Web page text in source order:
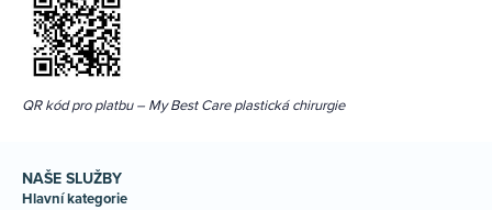
QR kód pro platbu – My Best Care plastická chirurgie
NAŠE SLUŽBY
Hlavní kategorie